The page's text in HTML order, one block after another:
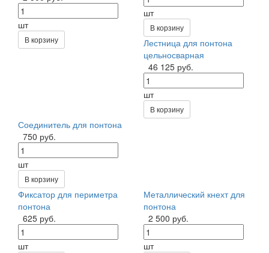
шт
В корзину
шт
В корзину
Лестница для понтона
цельносварная
46 125 руб.
шт
В корзину
Соединитель для понтона
750 руб.
шт
В корзину
Фиксатор для периметра
понтона
625 руб.
шт
Металлический кнехт для
понтона
2 500 руб.
шт